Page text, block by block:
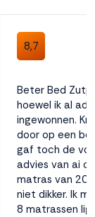
8,7
Beter Bed
hoewel ik al
ingewonnen.
door op een
gaf toch de
advies van ai
matras van 20
niet dikker. Ik
8 matrassen